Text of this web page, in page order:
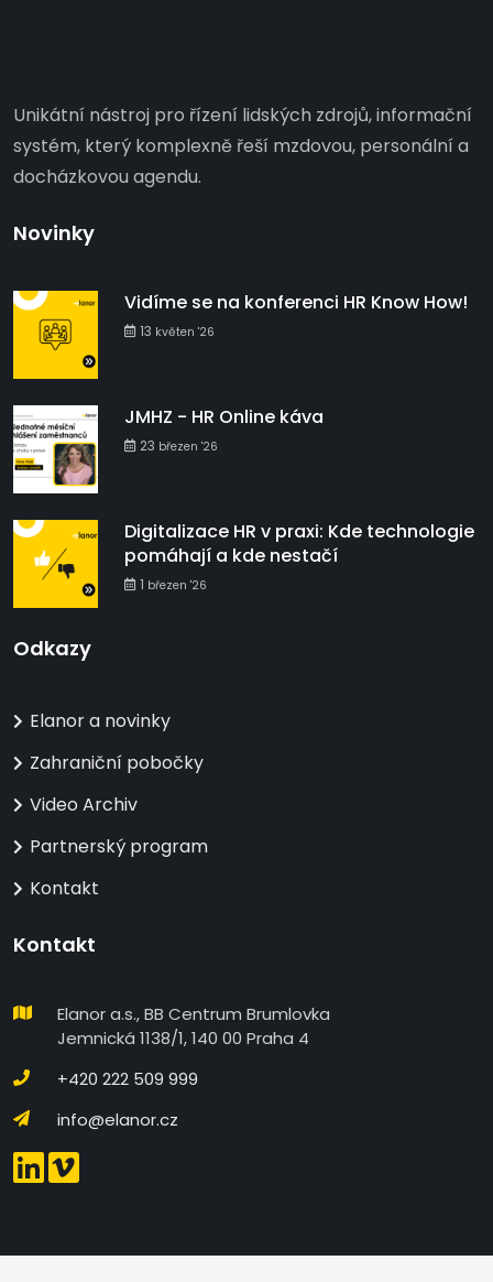
Unikátní nástroj pro řízení lidských zdrojů, informační
systém, který komplexně řeší mzdovou, personální a
docházkovou agendu.
Novinky
Vidíme se na konferenci HR Know How!
13 květen '26
JMHZ - HR Online káva
23 březen '26
Digitalizace HR v praxi: Kde technologie
pomáhají a kde nestačí
1 březen '26
Odkazy
Elanor a novinky
Zahraniční pobočky
Video Archiv
Partnerský program
Kontakt
Kontakt
Elanor a.s., BB Centrum Brumlovka
Jemnická 1138/1, 140 00 Praha 4
+420 222 509 999
info@elanor.cz